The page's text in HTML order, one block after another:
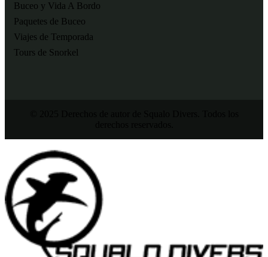
Buceo y Vida A Bordo
Paquetes de Buceo
Viajes de Temporada
Tours de Snorkel